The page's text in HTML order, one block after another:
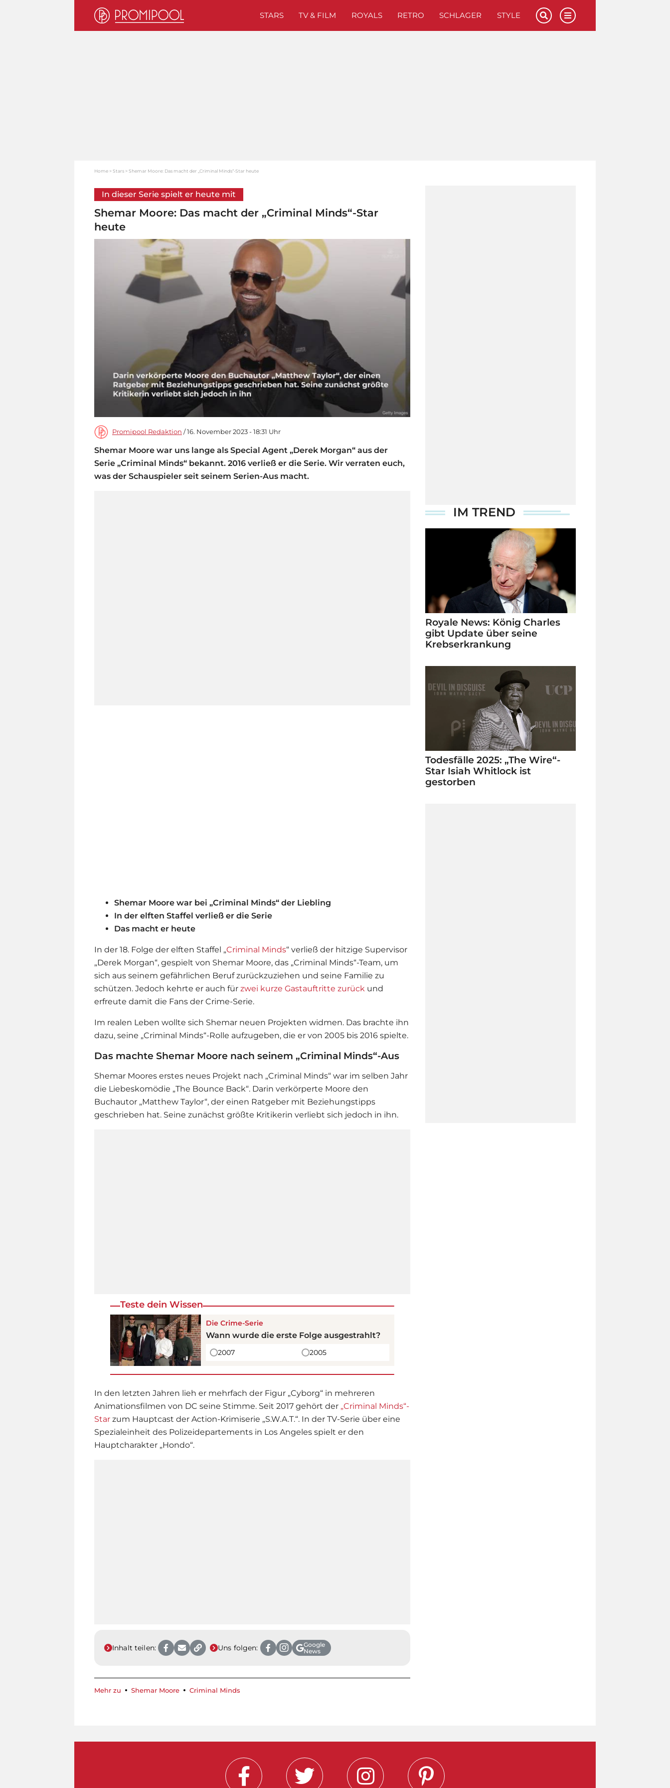
STARS TV & FILM ROYALS RETRO SCHLAGER STYLE
Home Stars Shemar Moore: Das macht der „Criminal Minds“-Star heute
In dieser Serie spielt er heute mit
Shemar Moore: Das macht der „Criminal Minds“-Star
heute
Promipool Redaktion / 16. November 2023 - 18:31 Uhr
Shemar Moore war uns lange als Special Agent „Derek Morgan“ aus der
Serie „Criminal Minds“ bekannt. 2016 verließ er die Serie. Wir verraten euch,
was der Schauspieler seit seinem Serien-Aus macht.
Shemar Moore war bei „Criminal Minds“ der Liebling
In der elften Staffel verließ er die Serie
Das macht er heute
In der 18. Folge der elften Staffel „Criminal Minds“ verließ der hitzige Supervisor
„Derek Morgan“, gespielt von Shemar Moore, das „Criminal Minds“-Team, um
sich aus seinem gefährlichen Beruf zurückzuziehen und seine Familie zu
schützen. Jedoch kehrte er auch für zwei kurze Gastauftritte zurück und
erfreute damit die Fans der Crime-Serie.
Im realen Leben wollte sich Shemar neuen Projekten widmen. Das brachte ihn
dazu, seine „Criminal Minds“-Rolle aufzugeben, die er von 2005 bis 2016 spielte.
Das machte Shemar Moore nach seinem „Criminal Minds“-Aus
Shemar Moores erstes neues Projekt nach „Criminal Minds“ war im selben Jahr
die Liebeskomödie „The Bounce Back“. Darin verkörperte Moore den
Buchautor „Matthew Taylor“, der einen Ratgeber mit Beziehungstipps
geschrieben hat. Seine zunächst größte Kritikerin verliebt sich jedoch in ihn.
Teste dein Wissen
Die Crime-Serie
Wann wurde die erste Folge ausgestrahlt?
2007 2005
In den letzten Jahren lieh er mehrfach der Figur „Cyborg“ in mehreren
Animationsfilmen von DC seine Stimme. Seit 2017 gehört der „Criminal Minds“-
Star zum Hauptcast der Action-Krimiserie „S.W.A.T.“. In der TV-Serie über eine
Spezialeinheit des Polizeidepartements in Los Angeles spielt er den
Hauptcharakter „Hondo“.
Inhalt teilen: Uns folgen:
Google
News
Mehr zu Shemar Moore Criminal Minds
IM TREND
Royale News: König Charles
gibt Update über seine
Krebserkrankung
Todesfälle 2025: „The Wire“-
Star Isiah Whitlock ist
gestorben